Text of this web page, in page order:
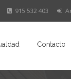
915 532 403
Contacto